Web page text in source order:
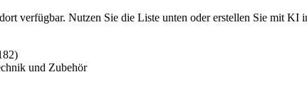
verfügbar. Nutzen Sie die Liste unten oder erstellen Sie mit
und Zubehör